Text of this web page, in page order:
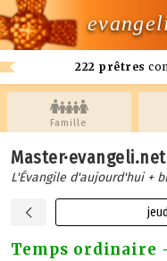
222 prêtres
Famille
Master·evangeli.net
L'Évangile d'aujourd'hui +
Temps ordinaire